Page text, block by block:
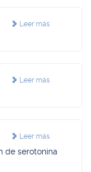
Leer más
Leer más
Leer más
de serotonina